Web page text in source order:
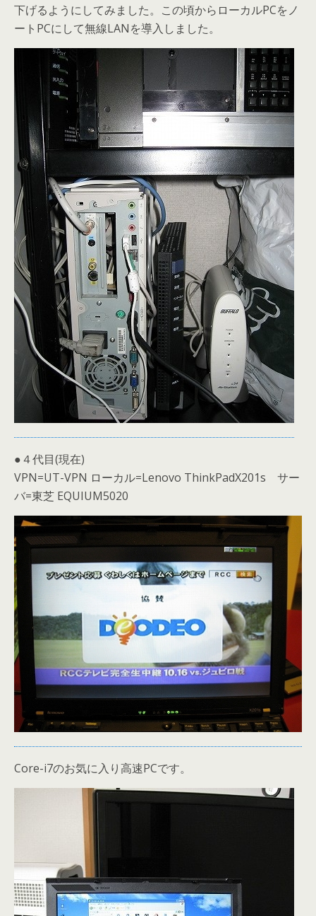
下げるようにしてみました。この頃からローカルPCをノ
ートPCにして無線LANを導入しました。
●４代目(現在)
VPN=UT-VPN ローカル=Lenovo ThinkPadX201s サー
バ=東芝 EQUIUM5020
Core-i7のお気に入り高速PCです。